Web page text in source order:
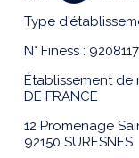
Type
N° Finess :
Établissement de
DE FRANCE
12 Promenage
92150 SURESNES